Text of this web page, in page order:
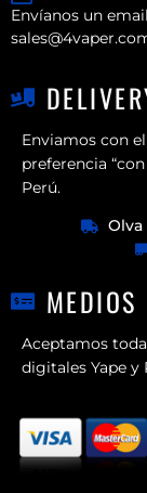
Envíanos un email
Enviamos con
preferencia “con
Perú.
MEDIOS
Aceptamos
digitales Yape y